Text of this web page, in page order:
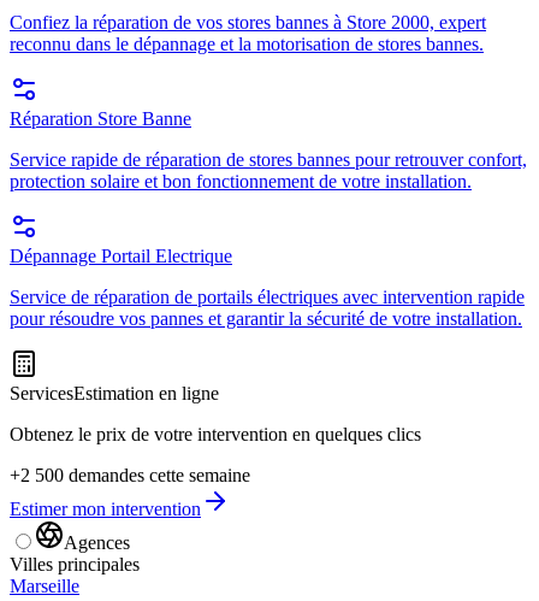
Confiez la réparation de vos stores bannes à Store 2000, expert
reconnu dans le dépannage et la motorisation de stores bannes.
Réparation Store Banne
Service rapide de réparation de stores bannes pour retrouver confort,
protection solaire et bon fonctionnement de votre installation.
Dépannage Portail Electrique
Service de réparation de portails électriques avec intervention rapide
pour résoudre vos pannes et garantir la sécurité de votre installation.
ServicesEstimation en ligne
Obtenez le prix de votre intervention en quelques clics
+2 500 demandes cette semaine
Estimer mon intervention
Agences
Villes principales
Marseille